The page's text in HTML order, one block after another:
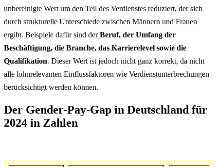
unbereinigte Wert um den Teil des Verdienstes reduziert, der sich
durch strukturelle Unterschiede zwischen Männern und Frauen
ergibt. Beispiele dafür sind derBeruf, der Umfang der
Beschäftigung, die Branche, das Karrierelevel sowie die
Qualifikation. Dieser Wert ist jedoch nicht ganz korrekt, da nicht
alle lohnrelevanten Einflussfaktoren wie Verdienstunterbrechungen
berücksichtigt werden können.
Der Gender-Pay-Gap in Deutschland für
2024 in Zahlen